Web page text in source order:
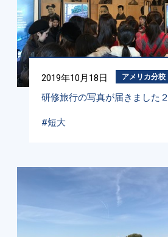
2019年10月18日 アメリカ分校
研修旅行の写真が届きました２
#短大